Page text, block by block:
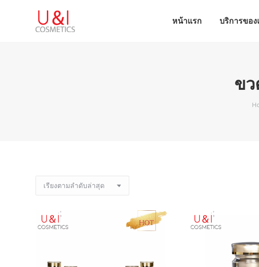
หน้าแรก บริการของ
ขว
หน้าแรก บริการของ